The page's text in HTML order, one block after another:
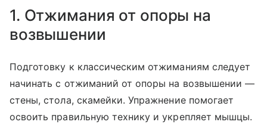
1. Отжимания от опоры на
возвышении
Подготовку к классическим отжиманиям следует
начинать с отжиманий от опоры на возвышении —
стены, стола, скамейки. Упражнение помогает
освоить правильную технику и укрепляет мышцы.